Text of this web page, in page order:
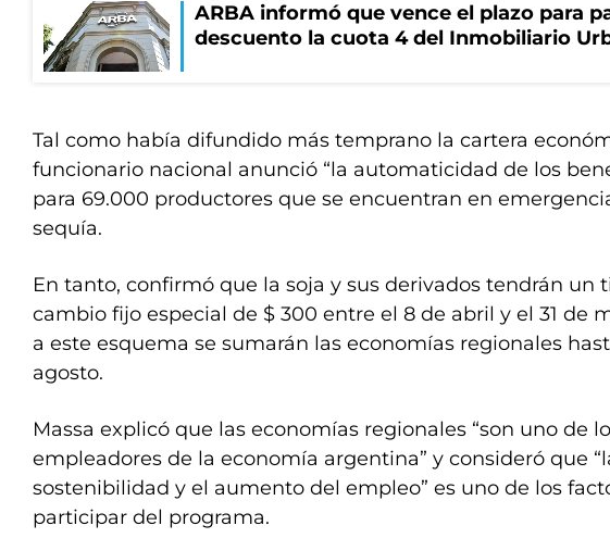
ARBA informó que vence el plazo para
descuento la cuota 4 del Inmobiliario
Tal como había difundido más temprano la cartera
funcionario nacional anunció “la automaticidad de los
para 69.000 productores que se encuentran en
sequía.
En tanto, confirmó que la soja y sus derivados tendrán un
cambio fijo especial de $ 300 entre el 8 de abril y el 31 de
a este esquema se sumarán las economías regionales
agosto.
Massa explicó que las economías regionales “son uno de
empleadores de la economía argentina” y consideró que
sostenibilidad y el aumento del empleo” es uno de los
participar del programa.